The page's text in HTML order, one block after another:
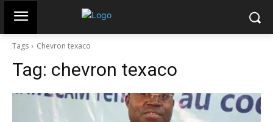
Tags Chevron texaco
Tag: chevron texaco